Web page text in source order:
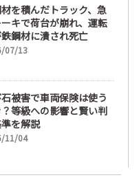
を積んだトラック、急
キで荷台が崩れ、運転
鋼材に潰され死亡
07/13
被害で車両保険は使う
等級への影響と賢い判
を解説
11/04